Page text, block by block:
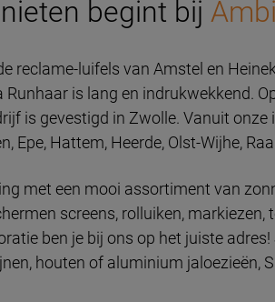
begint bij
reclame-luifels van Amstel en
is lang en indrukwekkend.
is gevestigd in Zwolle. Vanuit onze
Epe, Hattem, Heerde, Olst-Wijhe,
met een mooi assortiment van
screens, rolluiken,
ben je bij ons op het juiste
houten of aluminium jaloezieën,